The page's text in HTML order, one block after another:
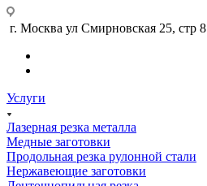
г. Москва ул Смирновская 25, стр 8
Услуги
Лазерная резка металла
Медные заготовки
Продольная резка рулонной стали
Нержавеющие заготовки